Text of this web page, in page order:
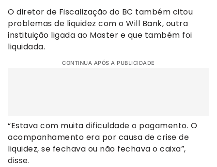
O diretor de Fiscalização do BC também citou
problemas de liquidez com o Will Bank, outra
instituição ligada ao Master e que também foi
liquidada.
CONTINUA APÓS A PUBLICIDADE
“Estava com muita dificuldade o pagamento. O
acompanhamento era por causa de crise de
liquidez, se fechava ou não fechava o caixa”,
disse.